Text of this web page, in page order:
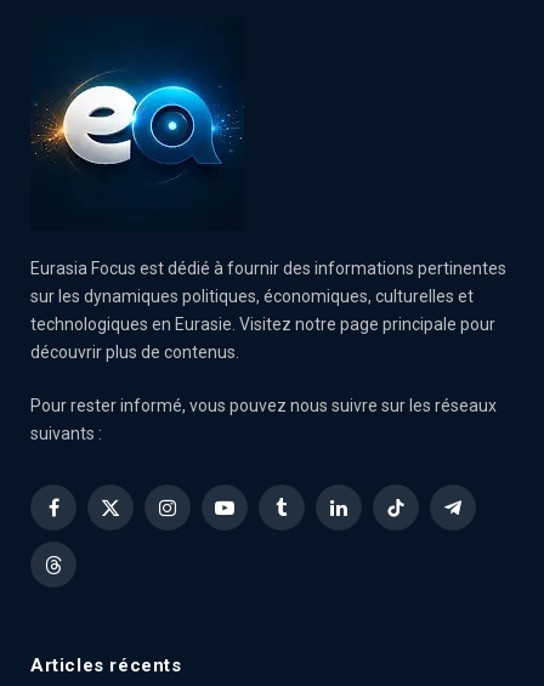
Eurasia Focus est dédié à fournir des informations pertinentes
sur les dynamiques politiques, économiques, culturelles et
technologiques en Eurasie. Visitez notre page principale pour
découvrir plus de contenus.
Pour rester informé, vous pouvez nous suivre sur les réseaux
suivants :
Facebook
X
InstagramYouTubeTumblrLinkedInTikTok Telegram
Threads
Articles récents